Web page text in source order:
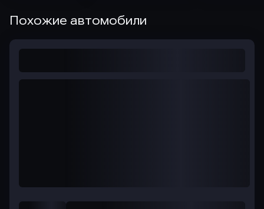
Похожие автомобили